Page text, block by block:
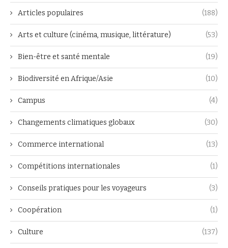
Articles populaires (188)
Arts et culture (cinéma, musique, littérature) (53)
Bien-être et santé mentale (19)
Biodiversité en Afrique/Asie (10)
Campus (4)
Changements climatiques globaux (30)
Commerce international (13)
Compétitions internationales (1)
Conseils pratiques pour les voyageurs (3)
Coopération (1)
Culture (137)